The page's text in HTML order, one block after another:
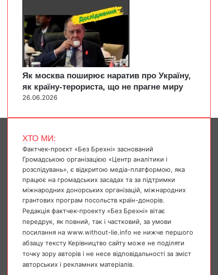
Як москва поширює наратив про Україну,
як країну-терориста, що не прагне миру
26.06.2026
ХТО МИ:
Фактчек-проєкт «Без Брехні» заснований
Громадською організацією «Центр аналітики і
розслідувань», є відкритою медіа-платформою, яка
працює на громадських засадах та за підтримки
міжнародних донорських організацій, міжнародних
грантових програм посольств країн-донорів.
Редакція фактчек-проекту «Без Брехні» вітає
передрук, як повний, так і частковий, за умови
посилання на www.without-lie.info не нижче першого
абзацу тексту Керівництво сайту може не поділяти
точку зору авторів і не несе відповідальності за зміст
авторських і рекламних матеріалів.